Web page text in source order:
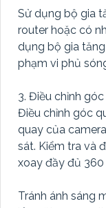
Sử dụng bộ gia
router hoặc có
dụng bộ gia
phạm vi phủ
3. Điều chỉnh
Điều chỉnh góc
quay của
sát. Kiểm tra và
xoay đầy đủ 360
Tránh ánh sáng